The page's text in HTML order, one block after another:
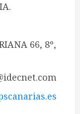
66, 8º,